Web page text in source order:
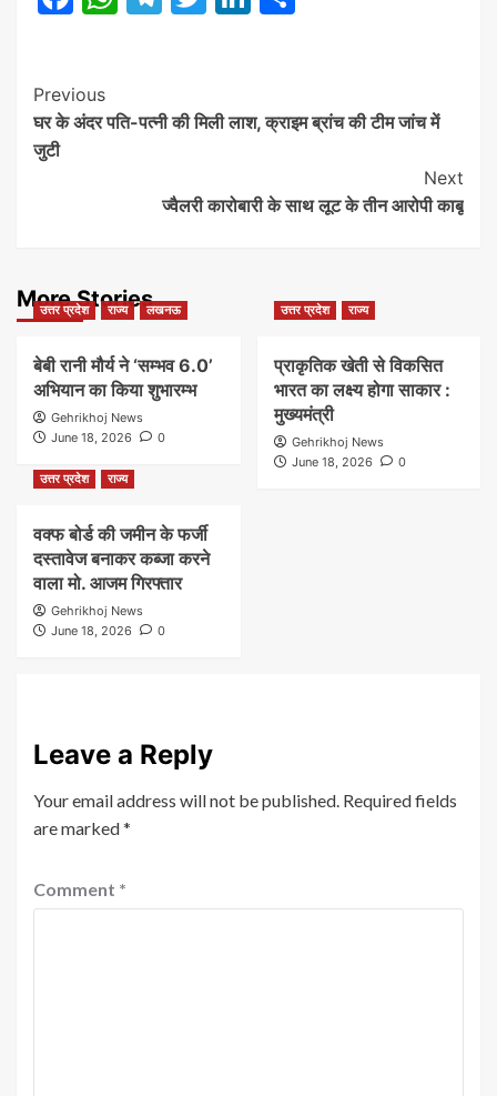
Post
Navigation
Previous
घर के अंदर पति-पत्नी की मिली लाश, क्राइम ब्रांच की टीम जांच में
जुटी
Next
ज्वैलरी कारोबारी के साथ लूट के तीन आरोपी काबू
More Stories
उत्तर प्रदेश राज्य लखनऊ
बेबी रानी मौर्य ने ‘सम्भव 6.0’
अभियान का किया शुभारम्भ
Gehrikhoj News
June 18, 2026
0
उत्तर प्रदेश राज्य
प्राकृतिक खेती से विकसित
भारत का लक्ष्य होगा साकार :
मुख्यमंत्री
Gehrikhoj News
June 18, 2026
0
उत्तर प्रदेश
राज्य
वक्फ बोर्ड की जमीन के फर्जी
दस्तावेज बनाकर कब्जा करने
वाला मो. आजम गिरफ्तार
Gehrikhoj News
June 18, 2026
0
Leave a Reply
Your email address will not be published. Required fields
are marked*
Comment *